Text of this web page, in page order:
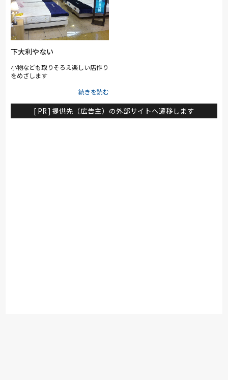
下大利やない
小物なども取りそろえ楽しい店作り
をめざします
[ PR ] 提供先（広告主）の外部サイトへ遷移します